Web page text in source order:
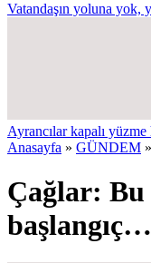
Vatandaşın yoluna yok,
Ayrancılar kapalı
Anasayfa » GÜNDEM »
Çağlar:
başlangıç…